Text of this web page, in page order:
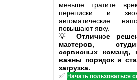
меньше тратите
переписки и
автоматические
повышают явку.
💡 Отличное
мастеров,
сервисных команд,
важны порядок и
загрузка.
✅ Начать пользоваться